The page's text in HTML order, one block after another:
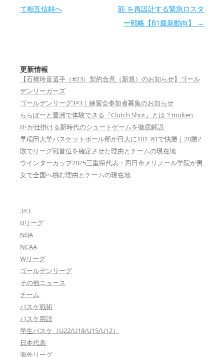
て相互信頼へ
筋 を再設計する緊急ロスタ
ー戦略【B1最新動向】
→
更新情報
【石橋玲音選手（#23）契約合意（新規）のお知らせ】ゴール
デンリーガーズ
ゴールデンリーグ3×3｜練習会参加者募集のお知らせ
ららぽーと豊洲で体験できる『Clutch Shot』とは？molten
B+が仕掛ける新時代のシュートゲームを徹底解説
早稲田大学バスケットボール部が日大に101−81で快勝｜20勝2
敗でリーグ戦首位を確定させた理由とチームの現在地
ウインターカップ2025三重県代表：四日市メリノール学院が男
女で全国へ挑む理由とチームの現在地
3×3
Bリーグ
NBA
NCAA
Wリーグ
ゴールデンリーグ
その他ニュース
チーム
バスケ戦術
バスケ用語
学生バスケ（U22/U18/U15/U12）
日本代表
海外リーグ